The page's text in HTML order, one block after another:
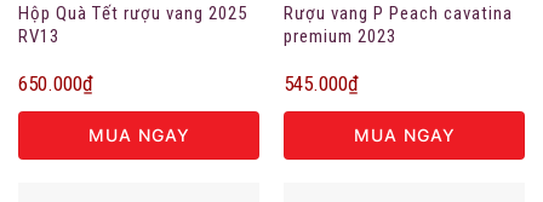
Hộp Quà Tết rượu vang 2025
RV13
650.000₫
MUA NGAY
Rượu vang P Peach cavatina
premium 2023
545.000₫
MUA NGAY